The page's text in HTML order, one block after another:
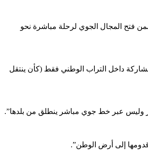
بطولة إفريقيا للاعبين المحللين لا تتضمن فتح المجال الجوي لرحلة مباشرة نحو
داخل التراب الوطني فقط (كأن ينتقل
قدومها إلى أرض الوطن”.